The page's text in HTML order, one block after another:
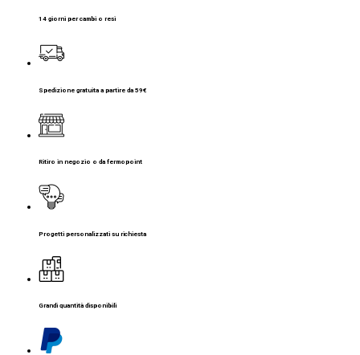
14 giorni per cambi o resi
Spedizione gratuita a partire da 59€
Ritiro in negozio o da fermopoint
Progetti personalizzati su richiesta
Grandi quantità disponibili